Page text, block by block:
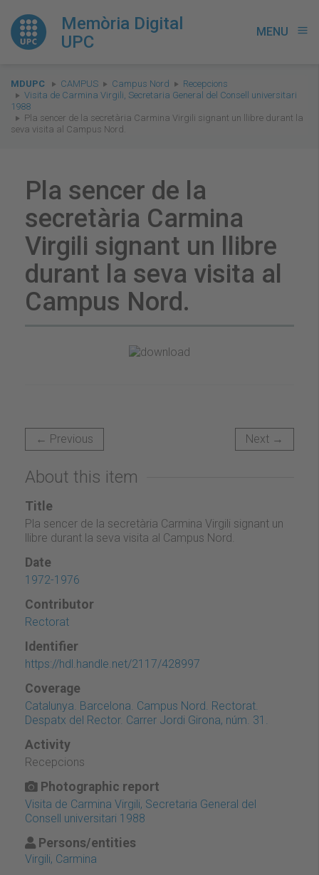
Memòria Digital
UPC
MENU menu
You
are
here:
MDUPC CAMPUS Campus Nord
Recepcions
Visita de Carmina Virgili, Secretaria General del Consell universitari
1988
Pla sencer de la secretària Carmina Virgili signant un llibre durant la
seva visita al Campus Nord.
Pla sencer de la
secretària Carmina
Virgili signant un llibre
durant la seva visita al
Campus Nord.
← Previous Next →
About this item
Title
Pla sencer de la secretària Carmina Virgili signant un
llibre durant la seva visita al Campus Nord.
Date
1972-1976
Contributor
Rectorat
Identifier
https://hdl.handle.net/2117/428997
Coverage
Catalunya. Barcelona. Campus Nord. Rectorat.
Despatx del Rector. Carrer Jordi Girona, núm. 31.
Activity
Recepcions
Photographic report
Visita de Carmina Virgili, Secretaria General del
Consell universitari 1988
Persons/entities
Virgili, Carmina